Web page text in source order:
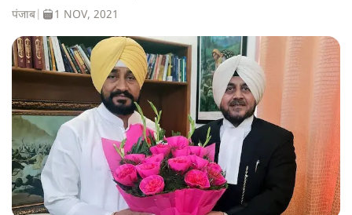
पंजाब 1 NOV, 2021